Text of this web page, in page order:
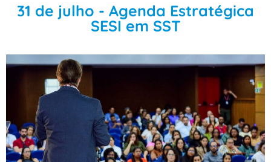
31 de julho - Agenda Estratégica
SESI em SST